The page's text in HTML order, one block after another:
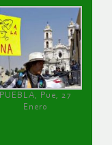
PUEBLA, Pue, 27
Enero